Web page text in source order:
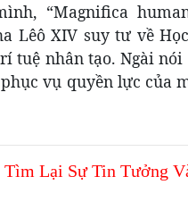
“Magnifica
Lêô XIV suy tư về
tuệ nhân tạo. Ngài nói
vụ quyền lực của
Lại Sự Tin Tưởng